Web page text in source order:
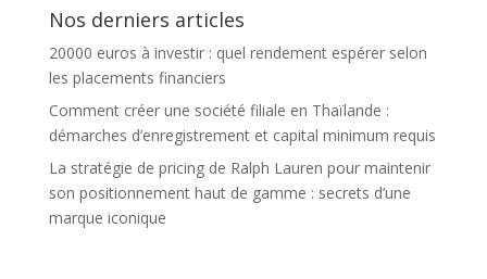
Nos derniers articles
20000 euros à investir : quel rendement espérer selon
les placements financiers
Comment créer une société filiale en Thaïlande :
démarches d’enregistrement et capital minimum requis
La stratégie de pricing de Ralph Lauren pour maintenir
son positionnement haut de gamme : secrets d’une
marque iconique